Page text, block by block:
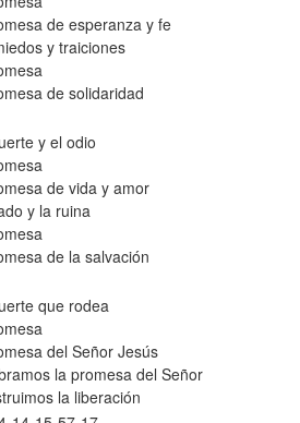
de esperanza y fe
y traiciones
de solidaridad
y el odio
de vida y amor
y la ruina
de la salvación
que rodea
del Señor Jesús
la promesa del Señor
la liberación